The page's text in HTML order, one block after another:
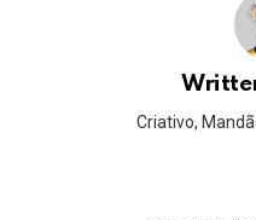
Criativo,